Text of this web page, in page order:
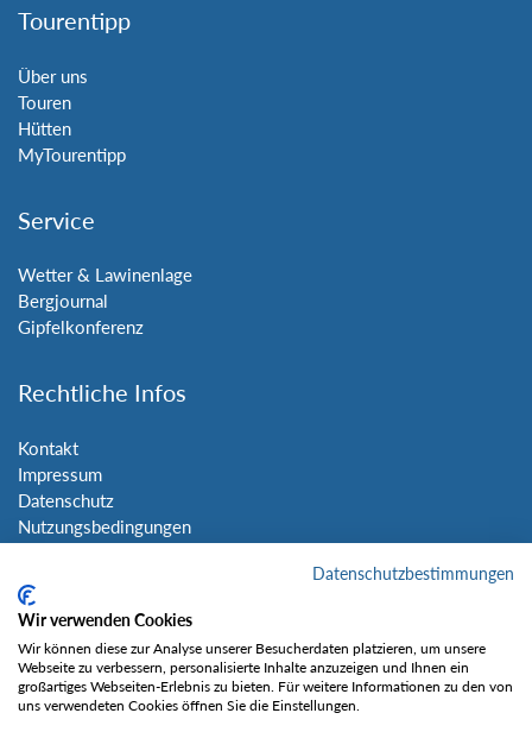
Tourentipp
Über uns
Touren
Hütten
MyTourentipp
Service
Wetter & Lawinenlage
Bergjournal
Gipfelkonferenz
Rechtliche Infos
Kontakt
Impressum
Datenschutz
Nutzungsbedingungen
Social Media
Datenschutzbestimmungen
Wir verwenden Cookies
Wir können diese zur Analyse unserer Besucherdaten platzieren, um unsere
Webseite zu verbessern, personalisierte Inhalte anzuzeigen und Ihnen ein
großartiges Webseiten-Erlebnis zu bieten. Für weitere Informationen zu den von
uns verwendeten Cookies öffnen Sie die Einstellungen.